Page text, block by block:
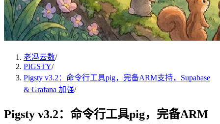
老冯云数/
PIGSTY/
Pigsty v3.2：命令行工具pig，完备ARM支持，Supabase
& Grafana 加强/
Pigsty v3.2：命令行工具pig，完备ARM